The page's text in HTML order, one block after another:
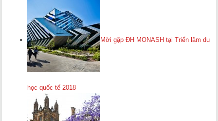
Mời gặp ĐH MONASH tại Triển lãm du
học quốc tế 2018